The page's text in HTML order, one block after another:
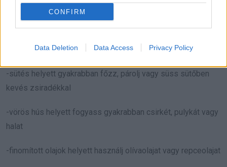
CONFIRM
Data Deletion Data Access Privacy Policy
-üdítő helyett válaszd inkább a vizet vagy a gyógyteát
-sütés helyett gyakrabban főzz, párolj vagy süss sütőben
kevés zsiradékkal
-vörös hús helyett fogyass gyakrabban csirkét, pulykát vagy
halat
-finomított olajok helyett használj olívaolajat vagy repceolajat